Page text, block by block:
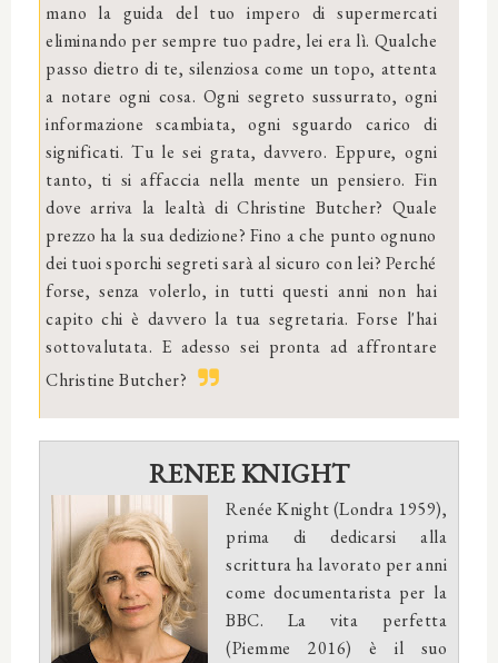
mano la guida del tuo impero di supermercati
eliminando per sempre tuo padre, lei era lì. Qualche
passo dietro di te, silenziosa come un topo, attenta
a notare ogni cosa. Ogni segreto sussurrato, ogni
informazione scambiata, ogni sguardo carico di
significati. Tu le sei grata, davvero. Eppure, ogni
tanto, ti si affaccia nella mente un pensiero. Fin
dove arriva la lealtà di Christine Butcher? Quale
prezzo ha la sua dedizione? Fino a che punto ognuno
dei tuoi sporchi segreti sarà al sicuro con lei? Perché
forse, senza volerlo, in tutti questi anni non hai
capito chi è davvero la tua segretaria. Forse l'hai
sottovalutata. E adesso sei pronta ad affrontare
Christine Butcher?
RENEE KNIGHT
Renée Knight (Londra 1959),
prima di dedicarsi alla
scrittura ha lavorato per anni
come documentarista per la
BBC. La vita perfetta
(Piemme 2016) è il suo